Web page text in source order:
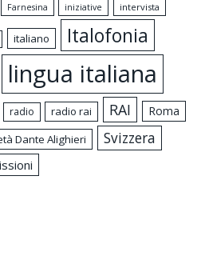
Farnesina iniziative intervista
italiano Italofonia
lingua italiana
radio radio rai RAI
Roma
Dante Alighieri Svizzera